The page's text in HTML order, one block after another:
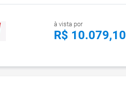
à vista por
R$ 10.079,10